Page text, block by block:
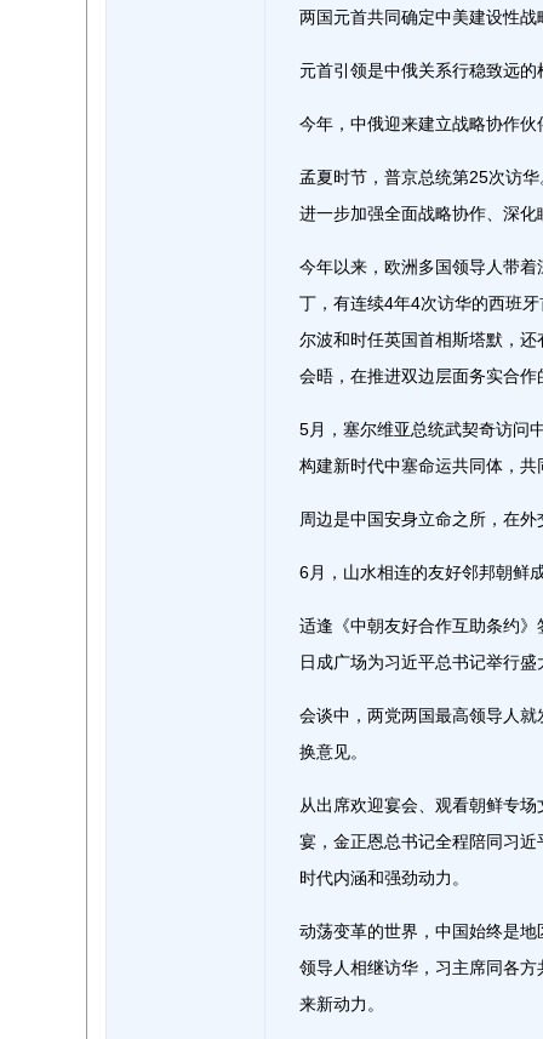
两国元首共同确定中美建设性
元首引领是中俄关系行稳致远的
今年，中俄迎来建立战略协作
孟夏时节，普京总统第25次访
进一步加强全面战略协作、深
今年以来，欧洲多国领导人带
丁，有连续4年4次访华的西班
尔波和时任英国首相斯塔默，
会晤，在推进双边层面务实合
5月，塞尔维亚总统武契奇访问
构建新时代中塞命运共同体，
周边是中国安身立命之所，在
6月，山水相连的友好邻邦朝鲜
适逢《中朝友好合作互助条约
日成广场为习近平总书记举行盛
会谈中，两党两国最高领导人
换意见。
从出席欢迎宴会、观看朝鲜专
宴，金正恩总书记全程陪同习
时代内涵和强劲动力。
动荡变革的世界，中国始终是
领导人相继访华，习主席同各
来新动力。